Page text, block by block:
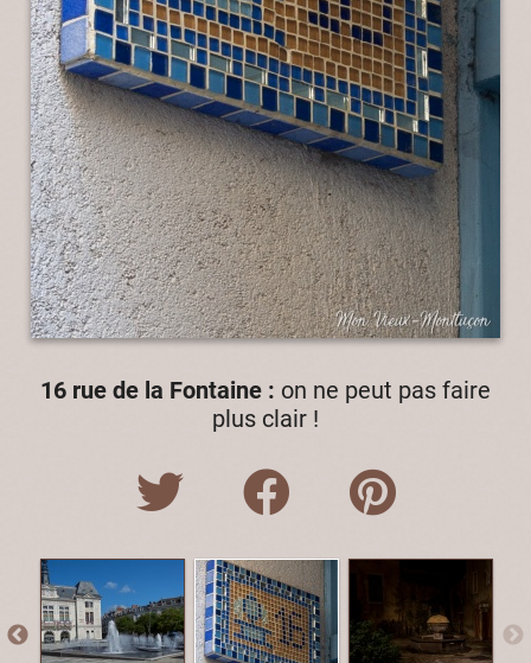
16 rue de la Fontaine : on ne peut pas faire
plus clair !